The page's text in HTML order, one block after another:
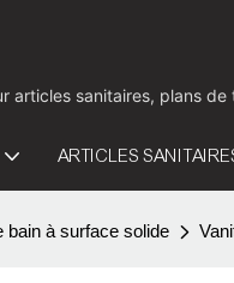
articles sanitaires, plans
ARTICLES
bain à surface solide